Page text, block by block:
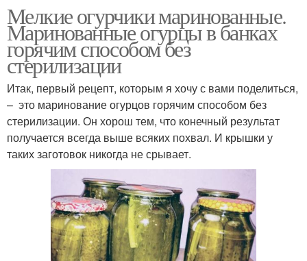
Мелкие огурчики маринованные.
Маринованные огурцы в банках
горячим способом без
стерилизации
Итак, первый рецепт, которым я хочу с вами поделиться,
– это маринование огурцов горячим способом без
стерилизации. Он хорош тем, что конечный результат
получается всегда выше всяких похвал. И крышки у
таких заготовок никогда не срывает.